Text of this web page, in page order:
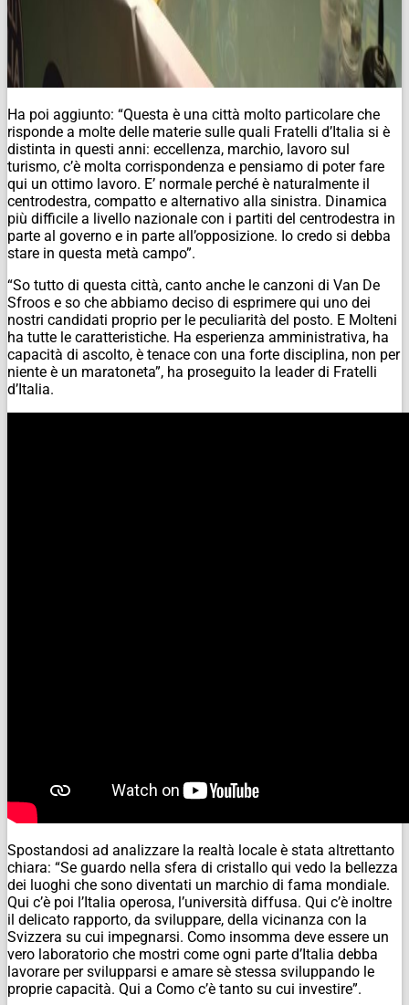
Ha poi aggiunto: “Questa è una città molto particolare che
risponde a molte delle materie sulle quali Fratelli d’Italia si è
distinta in questi anni: eccellenza, marchio, lavoro sul
turismo, c’è molta corrispondenza e pensiamo di poter fare
qui un ottimo lavoro. E’ normale perché è naturalmente il
centrodestra, compatto e alternativo alla sinistra. Dinamica
più difficile a livello nazionale con i partiti del centrodestra in
parte al governo e in parte all’opposizione. Io credo si debba
stare in questa metà campo”.
“So tutto di questa città, canto anche le canzoni di Van De
Sfroos e so che abbiamo deciso di esprimere qui uno dei
nostri candidati proprio per le peculiarità del posto. E Molteni
ha tutte le caratteristiche. Ha esperienza amministrativa, ha
capacità di ascolto, è tenace con una forte disciplina, non per
niente è un maratoneta”, ha proseguito la leader di Fratelli
d’Italia.
Spostandosi ad analizzare la realtà locale è stata altrettanto
chiara: “Se guardo nella sfera di cristallo qui vedo la bellezza
dei luoghi che sono diventati un marchio di fama mondiale.
Qui c’è poi l’Italia operosa, l’università diffusa. Qui c’è inoltre
il delicato rapporto, da sviluppare, della vicinanza con la
Svizzera su cui impegnarsi. Como insomma deve essere un
vero laboratorio che mostri come ogni parte d’Italia debba
lavorare per svilupparsi e amare sè stessa sviluppando le
proprie capacità. Qui a Como c’è tanto su cui investire”.